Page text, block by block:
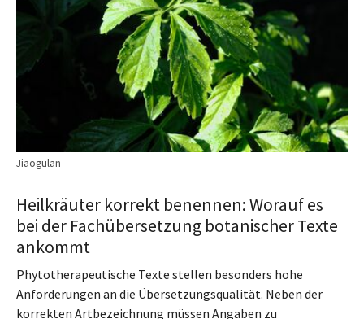
Jiaogulan
Heilkräuter korrekt benennen: Worauf es
bei der Fachübersetzung botanischer Texte
ankommt
Phytotherapeutische Texte stellen besonders hohe
Anforderungen an die Übersetzungsqualität. Neben der
korrekten Artbezeichnung müssen Angaben zu